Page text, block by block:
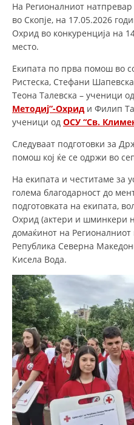
СТРУКТУРА И
MЕЃУНАРОДНО
ПРОМОЦИЈА НА
УПОТРЕБА И
КАКО ДА
ПОДГОТВЕНОСТ И
ТИМОВИ
ПРОЕКТИ – ПОДГОТВЕНОСТ И
ОДНОСИ
ИСТРАЖУВАЊЕ
На Регионалниот
во Скопје, на 17.05.2026
Охрид во конкуренција на
место.
Екипата по прва помош во
Ристеска, Стефани
Теона Талевска – ученици од
Методиј”-Охрид и Филип
ученици од ОСУ “Св.
Следуваат подготовки за
помош кој ќе се одржи во
На екипата и честитаме за
голема благодарност до
подготовката на екипата,
Охрид (актери и шминкери
домаќинот на
Република Северна
Кисела Вода.